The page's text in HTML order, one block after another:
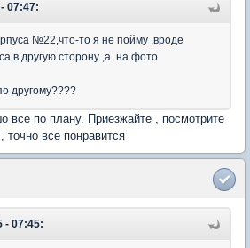
07:47:
№22,что-то я не пойму ,вроде
в другую сторону ,а на фото
другому????
все по плану. Приезжайте , посмотрите
точно все понравится
- 07:45: